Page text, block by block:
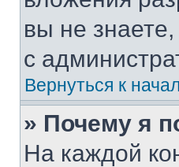
вы не
с
Вернуться к
» Почему я
На каждой